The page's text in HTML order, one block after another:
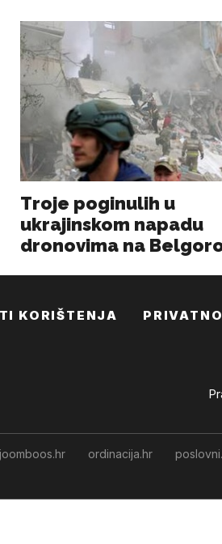
KORIŠTENJA
joomboos.hr ordinacija.hr